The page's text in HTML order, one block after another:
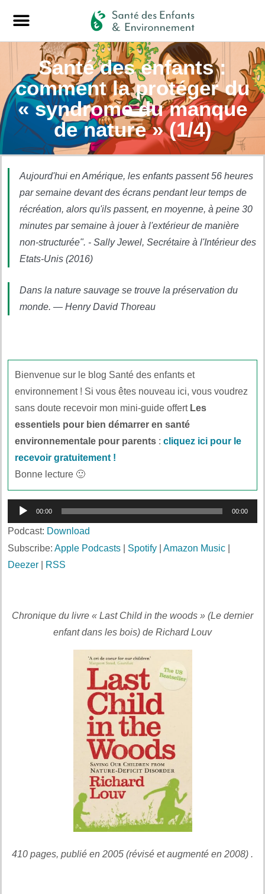
Santé des enfants :
comment la protéger du
« syndrome du manque
de nature » (1/4)
Aujourd'hui en Amérique, les enfants passent 56 heures
par semaine devant des écrans pendant leur temps de
récréation, alors qu'ils passent, en moyenne, à peine 30
minutes par semaine à jouer à l'extérieur de manière
non-structurée". - Sally Jewel, Secrétaire à l'Intérieur des
Etats-Unis (2016)
Dans la nature sauvage se trouve la préservation du
monde. — Henry David Thoreau
Bienvenue sur le blog Santé des enfants et
environnement ! Si vous êtes nouveau ici, vous voudrez
sans doute recevoir mon mini-guide offert Les
essentiels pour bien démarrer en santé
environnementale pour parents :cliquez ici pour le
recevoir gratuitement !
Bonne lecture 🙂
Lecteur
audio
00:00 00:00
Podcast: Download
Subscribe: Apple Podcasts Spotify Amazon Music
Deezer
RSS
Chronique du livre « Last Child in the woods » (Le dernier
enfant dans les bois) de Richard Louv
410 pages, publié en 2005 (révisé et augmenté en 2008) .